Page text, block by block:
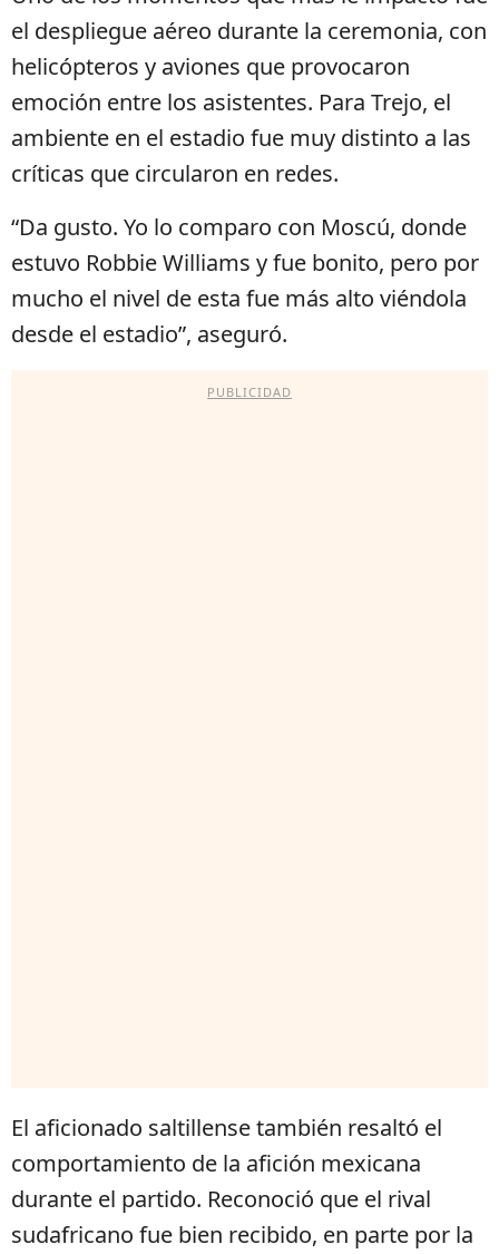
el despliegue aéreo durante la ceremonia, con
helicópteros y aviones que provocaron
emoción entre los asistentes. Para Trejo, el
ambiente en el estadio fue muy distinto a las
críticas que circularon en redes.
“Da gusto. Yo lo comparo con Moscú, donde
estuvo Robbie Williams y fue bonito, pero por
mucho el nivel de esta fue más alto viéndola
desde el estadio”, aseguró.
PUBLICIDAD
El aficionado saltillense también resaltó el
comportamiento de la afición mexicana
durante el partido. Reconoció que el rival
sudafricano fue bien recibido, en parte por la